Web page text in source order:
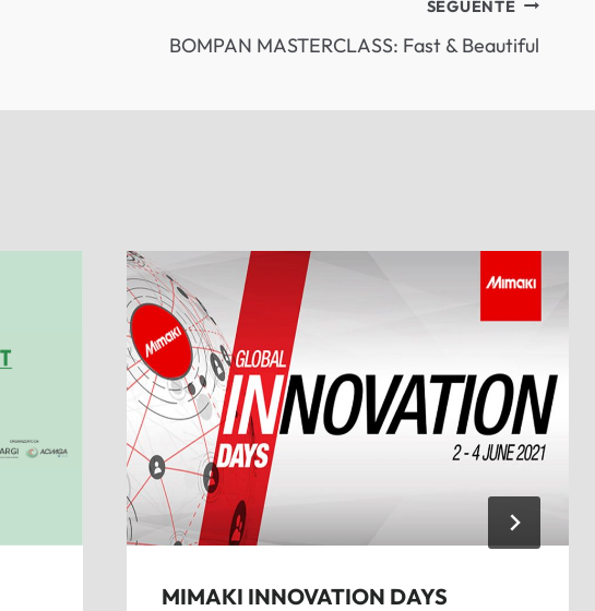
SEGUENTE
BOMPAN MASTERCLASS: Fast & Beautiful
MIMAKI INNOVATION DAYS